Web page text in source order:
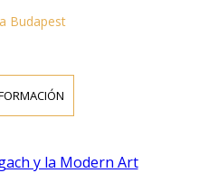
Budapest